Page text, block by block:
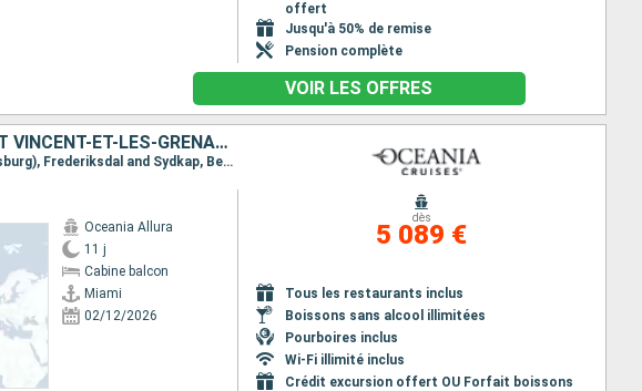
offert
Jusqu'à 50% de remise
Pension complète
VOIR LES OFFRES
ÉTATS-UNIS, FRANCE, SAINT-MARTIN, GRÖENLAND, SAINT VINCENT-ET-LES-GRENADINES
Itinéraire : Miami, Charlotte Amalie, Saint Barthelemy, Saint-Martin (Philipsburg), Frederiksdal and Sydkap, Bequia - ST. Vincent, Miami
Oceania Allura
11 j
Cabine balcon
Miami
02/12/2026
dès
5 089 €
Tous les restaurants inclus
Boissons sans alcool illimitées
Pourboires inclus
Wi-Fi illimité inclus
Crédit excursion offert OU Forfait boissons